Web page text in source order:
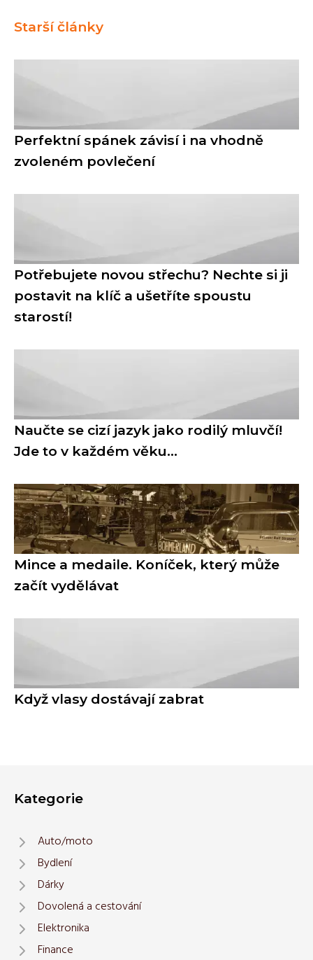
Starší články
Perfektní spánek závisí i na vhodně
zvoleném povlečení
Potřebujete novou střechu? Nechte si ji
postavit na klíč a ušetříte spoustu
starostí!
Naučte se cizí jazyk jako rodilý mluvčí!
Jde to v každém věku...
Mince a medaile. Koníček, který může
začít vydělávat
Když vlasy dostávají zabrat
Kategorie
Auto/moto
Bydlení
Dárky
Dovolená a cestování
Elektronika
Finance